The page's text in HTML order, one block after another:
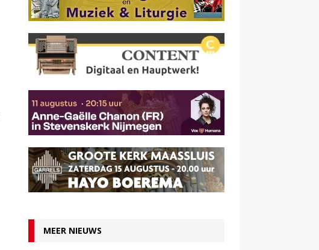
MEER NIEUWS